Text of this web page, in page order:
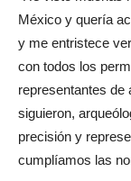
México y quería
y me entristece
con todos los
representantes de
siguieron,
precisión y
cumplíamos las